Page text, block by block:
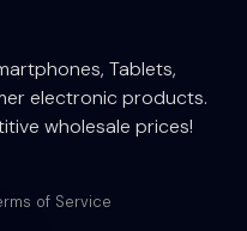
Tablets,
electronic products.
wholesale prices!
of Service